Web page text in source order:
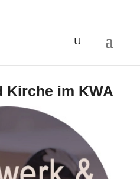
Kirche im KWA